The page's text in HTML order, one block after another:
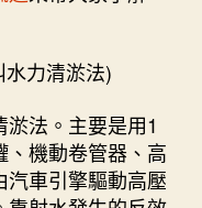
力清淤法)
法。主要是用1
、機動卷管器、高
車引擎驅動高壓